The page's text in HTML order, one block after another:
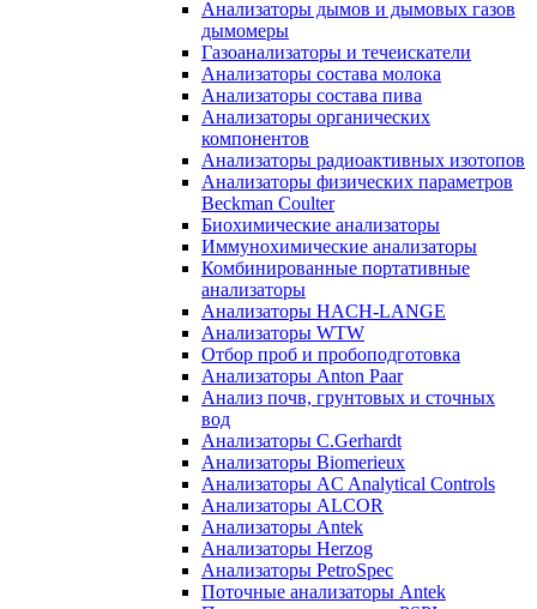
Анализаторы дымов и дымовых газов
дымомеры
Газоанализаторы и течеискатели
Анализаторы состава молока
Анализаторы состава пива
Анализаторы органических
компонентов
Анализаторы радиоактивных изотопов
Анализаторы физических параметров
Beckman Coulter
Биохимические анализаторы
Иммунохимические анализаторы
Комбинированные портативные
анализаторы
Анализаторы HACH-LANGE
Анализаторы WTW
Отбор проб и пробоподготовка
Анализаторы Anton Paar
Анализ почв, грунтовых и сточных
вод
Анализаторы C.Gerhardt
Анализаторы Biomerieux
Анализаторы AC Analytical Controls
Анализаторы ALCOR
Анализаторы Antek
Анализаторы Herzog
Анализаторы PetroSpec
Поточные анализаторы Antek